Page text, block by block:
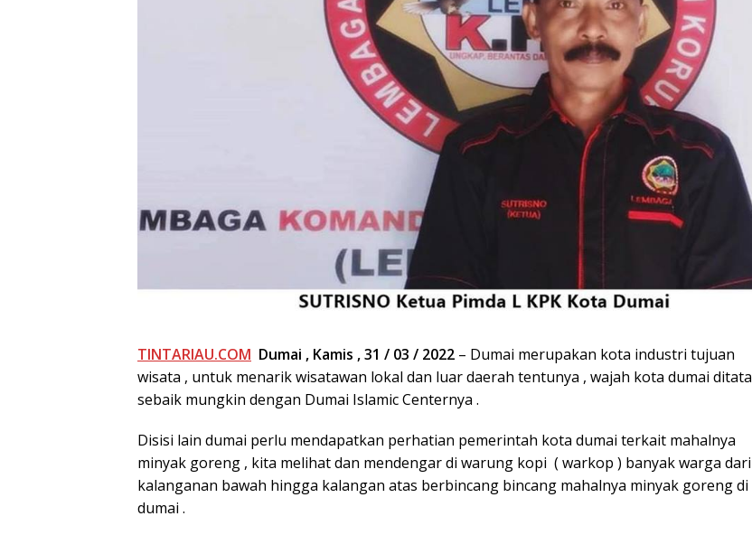
TINTARIAU.COM Dumai , Kamis , 31 / 03 / 2022 – Dumai merupakan kota industri tujuan
wisata , untuk menarik wisatawan lokal dan luar daerah tentunya , wajah kota dumai ditata
sebaik mungkin dengan Dumai Islamic Centernya .
Disisi lain dumai perlu mendapatkan perhatian pemerintah kota dumai terkait mahalnya
minyak goreng , kita melihat dan mendengar di warung kopi ( warkop ) banyak warga dari
kalanganan bawah hingga kalangan atas berbincang bincang mahalnya minyak goreng di
dumai .